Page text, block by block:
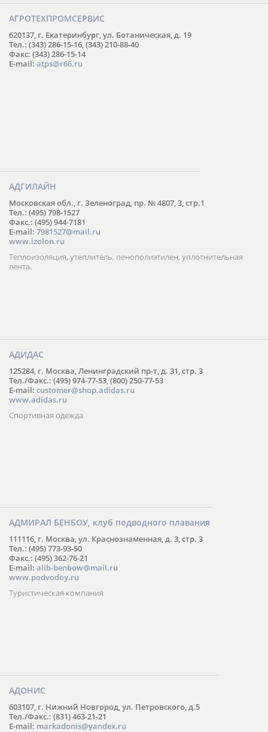
АГРОТЕХПРОМСЕРВИС
620137, г. Екатеринбург, ул. Ботаническая, д. 19
Тел.: (343) 286-15-16, (343) 210-88-40
Факс: (343) 286-15-14
E-mail: atps@r66.ru
АДГИЛАЙН
Московская обл., г. Зеленоград, пр. № 4807, 3, стр.1
Тел.: (495) 798-1527
Факс.: (495) 944-7181
E-mail: 7981527@mail.ru
www.izolon.ru
Теплоизоляция, утеплитель, пенополиэтилен, уплотнительная
лента.
АДИДАС
125284, г. Москва, Ленинградский пр-т, д. 31, стр. 3
Тел./Факс.: (495) 974-77-53, (800) 250-77-53
E-mail: customer@shop.adidas.ru
www.adidas.ru
Спортивная одежда
АДМИРАЛ БЕНБОУ, клуб подводного плавания
111116, г. Москва, ул. Краснознаменная, д. 3, стр. 3
Тел.: (495) 773-93-50
Факс.: (495) 362-76-21
E-mail: alib-benbow@mail.ru
www.podvodoy.ru
Туристическая компания
АДОНИС
603107, г. Нижний Новгород, ул. Петровского, д.5
Тел./Факс.: (831) 463-21-21
E-mail: markadonis@yandex.ru